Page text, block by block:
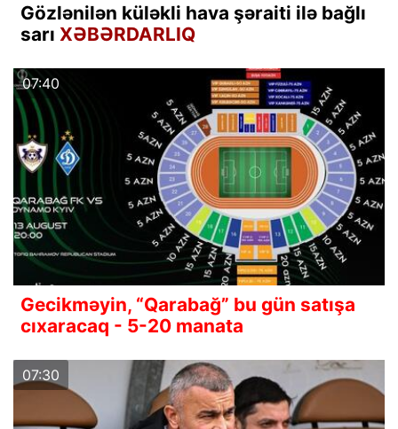
Gözlənilən küləkli hava şəraiti ilə bağlı
sarı XƏBƏRDARLIQ
07:40
Gecikməyin, “Qarabağ” bu gün satışa
cıxaracaq - 5-20 manata
07:30